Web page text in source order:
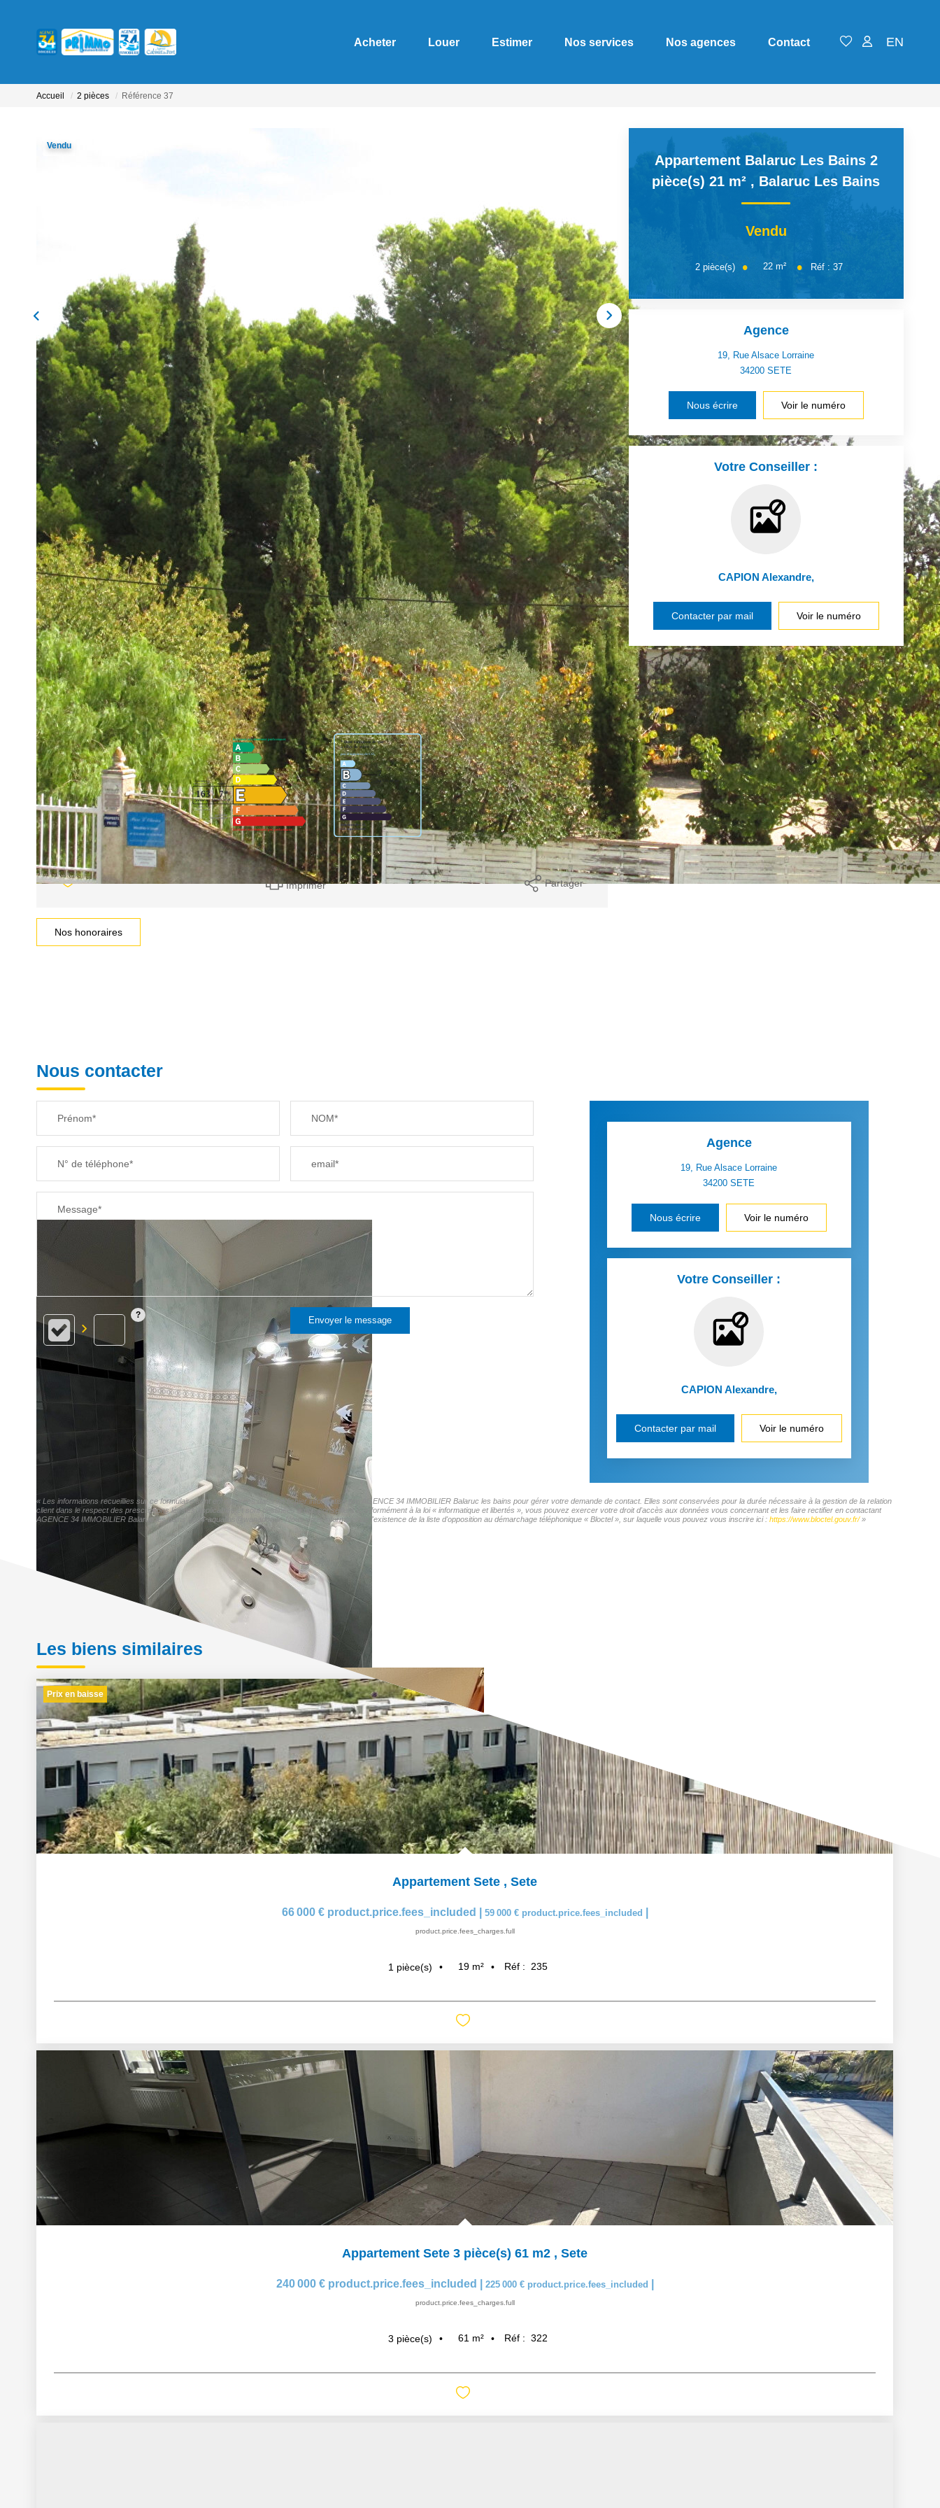
Acheter Louer Estimer Nos services Nos agences Contact EN
Accueil 2 pièces Référence 37
Vendu
Description
Réf : 37
DANS RESIDENCE RECENTE - CONFORTABLE APPARTEMENT DE TYPE T1 AVEC COIN NUIT - SEJOUR /
KITCHENETTE - SALLE D'EAU - TERRASSE - PARKING - VUE DEGAGEE
**Honoraires à la charge du vendeur
Diagnostics énergétiques
Imprimer Partager
Nos honoraires
Appartement Balaruc Les Bains 2
pièce(s) 21 m² , Balaruc Les Bains
Vendu
2 pièce(s) 22 m² Réf : 37
Agence
19, Rue Alsace Lorraine
34200SETE
Nous écrire Voir le numéro
Votre Conseiller :
CAPION Alexandre,
Contacter par mail Voir le numéro
Nous contacter
Prénom* NOM*
N° de téléphone* email*
Message*
Envoyer le message
Agence
19, Rue Alsace Lorraine
34200SETE
Nous écrire Voir le numéro
Votre Conseiller :
CAPION Alexandre,
Contacter par mail Voir le numéro
« Les informations recueillies sur ce formulaire sont enregistrées dans un fichier informatisé par AGENCE 34 IMMOBILIER Balaruc les bains pour gérer votre demande de contact. Elles sont conservées pour la durée nécessaire à la gestion de la relation
client dans le respect des prescriptions légales applicables et sont destinées à nos conseillers Conformément à la loi « informatique et libertés », vous pouvez exercer votre droit d'accès aux données vous concernant et les faire rectifier en contactant
AGENCE 34 IMMOBILIER Balaruc les bains ag34-aqualios@wanadoo.fr. Nous vous informons de l'existence de la liste d'opposition au démarchage téléphonique « Bloctel », sur laquelle vous pouvez vous inscrire ici : https://www.bloctel.gouv.fr/»
Les biens similaires
Prix en baisse
Appartement Sete , Sete
66 000 € product.price.fees_included 59 000 € product.price.fees_included
product.price.fees_charges.full
1 pièce(s) 19 m² Réf : 235
Appartement Sete 3 pièce(s) 61 m2 , Sete
240 000 € product.price.fees_included 225 000 € product.price.fees_included
product.price.fees_charges.full
3 pièce(s) 61 m² Réf : 322